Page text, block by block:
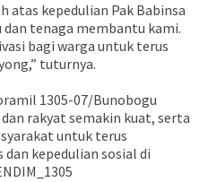
atas kepedulian Pak Babinsa
tenaga membantu kami.
bagi warga untuk terus
tuturnya.
1305-07/Bunobogu
rakyat semakin kuat, serta
untuk terus
kepedulian sosial di